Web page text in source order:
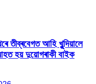
তীব্ৰবেগত আহি খুন্দিয়ালে
হয় দুয়োগৰাকী বাইক